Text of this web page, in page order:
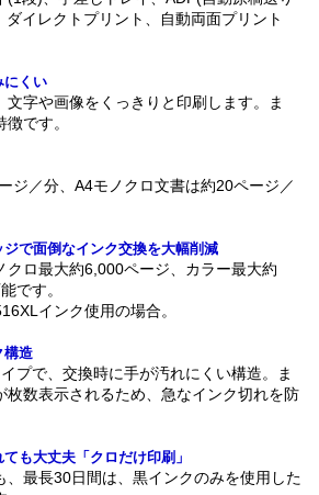
ダイレクトプリント、自動両面プリント
にくい
字や画像をくっきりと印刷します。ま
です。
ジ／分、A4モノクロ文書は約20ページ／
で面倒なインク交換を大幅削減
クロ最大約6,000ページ、カラー最大約
です。
インク使用の場合。
構造
プで、交換時に手が汚れにくい構造。ま
枚数表示されるため、急なインク切れを防
も大丈夫「クロだけ印刷」
、最長30日間は、黒インクのみを使用した